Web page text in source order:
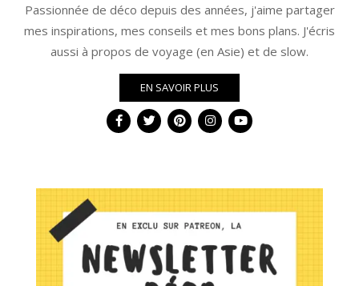
Passionnée de déco depuis des années, j'aime partager
mes inspirations, mes conseils et mes bons plans. J'écris
aussi à propos de voyage (en Asie) et de slow.
EN SAVOIR PLUS